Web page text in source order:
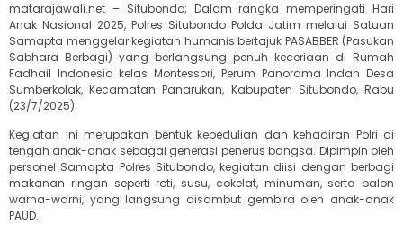
matarajawali.net – Situbondo; Dalam rangka memperingati Hari
Anak Nasional 2025, Polres Situbondo Polda Jatim melalui Satuan
Samapta menggelar kegiatan humanis bertajuk PASABBER (Pasukan
Sabhara Berbagi) yang berlangsung penuh keceriaan di Rumah
Fadhail Indonesia kelas Montessori, Perum Panorama Indah Desa
Sumberkolak, Kecamatan Panarukan, Kabupaten Situbondo, Rabu
(23/7/2025).
Kegiatan ini merupakan bentuk kepedulian dan kehadiran Polri di
tengah anak-anak sebagai generasi penerus bangsa. Dipimpin oleh
personel Samapta Polres Situbondo, kegiatan diisi dengan berbagi
makanan ringan seperti roti, susu, cokelat, minuman, serta balon
warna-warni, yang langsung disambut gembira oleh anak-anak
PAUD.